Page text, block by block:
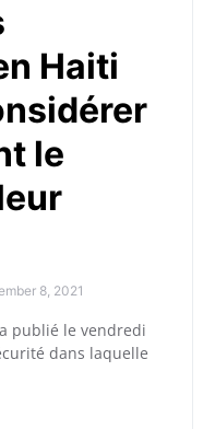
Haiti
le
8, 2021
publié le vendredi
dans laquelle